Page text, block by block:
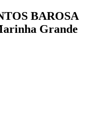
BAROSA
Grande